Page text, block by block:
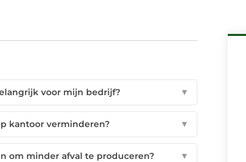
voor mijn bedrijf? ▼
kantoor verminderen? ▼
om minder afval te produceren? ▼